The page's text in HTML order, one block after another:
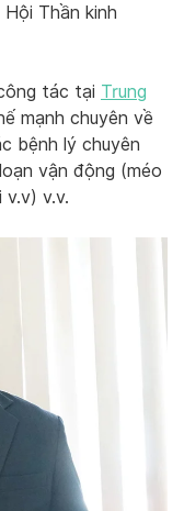
Thần kinh
tác tại Trung
mạnh chuyên về
bệnh lý chuyên
vận động (méo
v.v) v.v.